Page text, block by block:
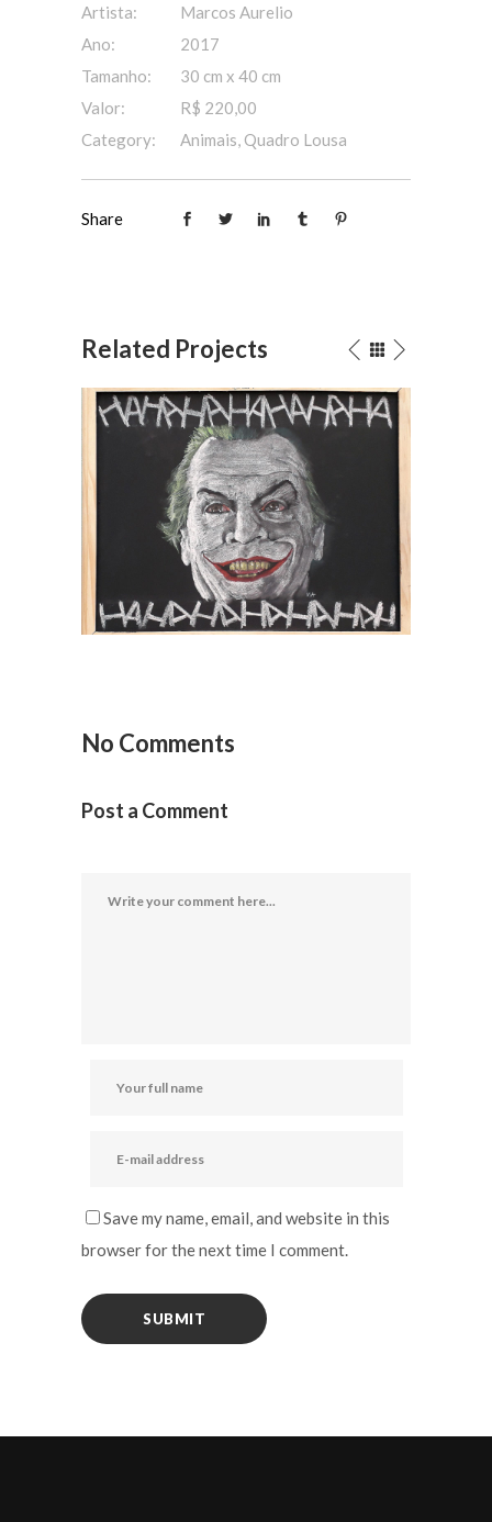
Artista:
Marcos Aurelio
Ano:
2017
Tamanho:
30 cm x 40 cm
Valor:
R$ 220,00
Category:
Animais, Quadro Lousa
Share
Related Projects
Joker Jack
Filmes/HQ/Quadro Lousa
No Comments
Post a Comment
Save my name, email, and website in this
browser for the next time I comment.